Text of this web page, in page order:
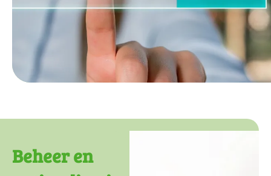
Beheer en